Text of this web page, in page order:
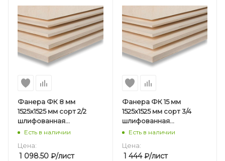
Фанера ФК 8 мм
1525х1525 мм сорт 2/2
шлифованная
березовая
Есть в наличии
Цена:
1 098.50 ₽/лист
Фанера ФК 15 мм
1525х1525 мм сорт 3/4
шлифованная
березовая
Есть в наличии
Цена:
1 444₽/лист